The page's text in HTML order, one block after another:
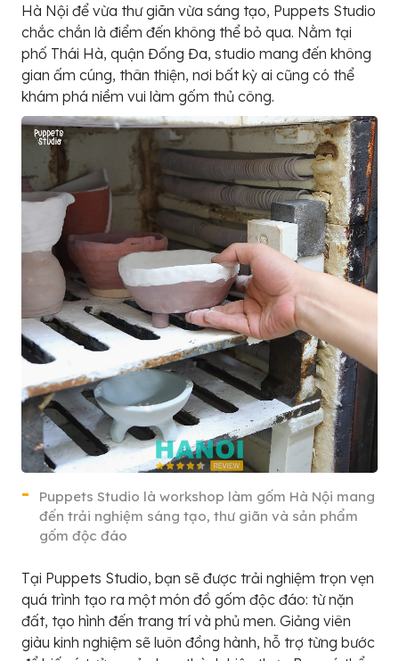
Hà Nội để vừa thư giãn vừa sáng tạo, Puppets Studio
chắc chắn là điểm đến không thể bỏ qua. Nằm tại
phố Thái Hà, quận Đống Đa, studio mang đến không
gian ấm cúng, thân thiện, nơi bất kỳ ai cũng có thể
khám phá niềm vui làm gốm thủ công.
Puppets Studio là workshop làm gốm Hà Nội mang
đến trải nghiệm sáng tạo, thư giãn và sản phẩm
gốm độc đáo
Tại Puppets Studio, bạn sẽ được trải nghiệm trọn vẹn
quá trình tạo ra một món đồ gốm độc đáo: từ nặn
đất, tạo hình đến trang trí và phủ men. Giảng viên
giàu kinh nghiệm sẽ luôn đồng hành, hỗ trợ từng bước